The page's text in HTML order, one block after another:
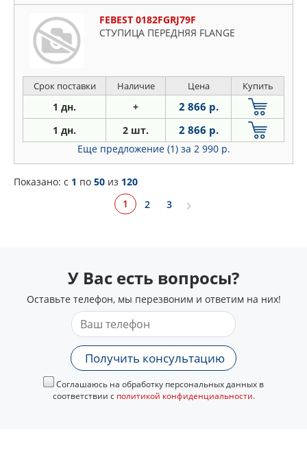
FEBEST 0182FGRJ79F
СТУПИЦА ПЕРЕДНЯЯ FLANGE
Срок поставки Наличие Цена Купить
1 дн. + 2 866 р.
1 дн. 2 шт. 2 866 р.
Еще предложение (1) за 2 990 р.
Показано: c 1 по 50 из 120
1
2 3
У Вас есть вопросы?
Оставьте телефон, мы перезвоним и ответим на них!
Получить консультацию
Соглашаюсь на обработку персональных данных в
соответствии с политикой конфиденциальности.